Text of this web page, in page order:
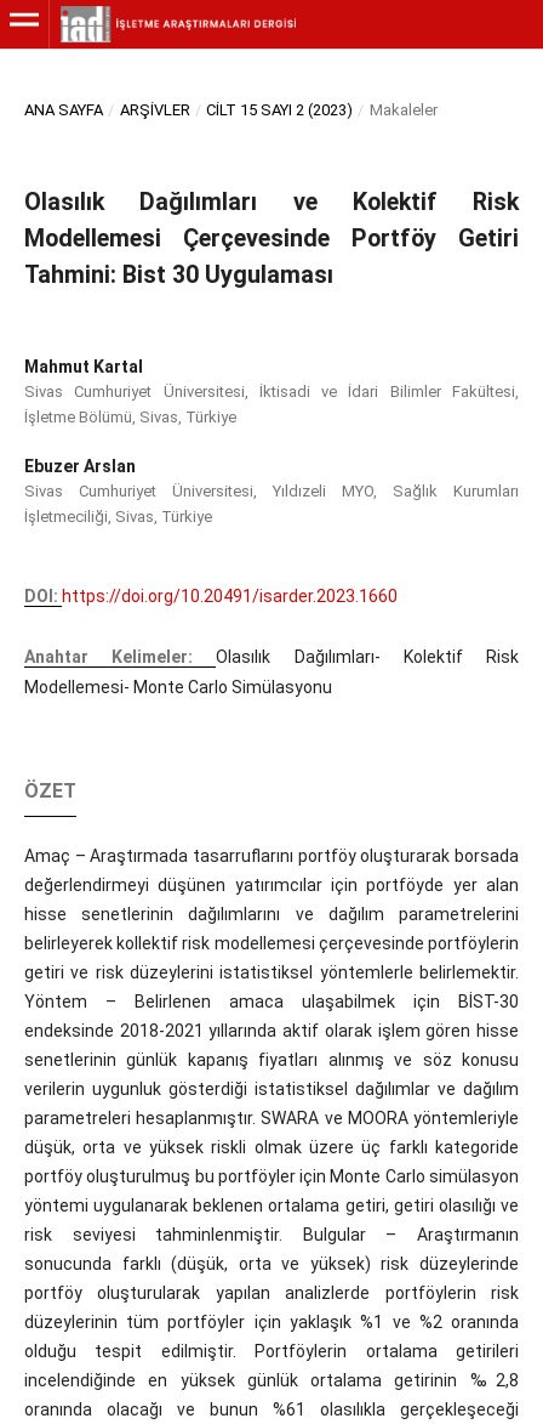
ANA SAYFA / ARŞIVLER / CILT 15 SAYI 2 (2023) / Makaleler
Olasılık Dağılımları ve Kolektif Risk
Modellemesi Çerçevesinde Portföy Getiri
Tahmini: Bist 30 Uygulaması
Mahmut Kartal
Sivas Cumhuriyet Üniversitesi, İktisadi ve İdari Bilimler Fakültesi,
İşletme Bölümü, Sivas, Türkiye
Ebuzer Arslan
Sivas Cumhuriyet Üniversitesi, Yıldızeli MYO, Sağlık Kurumları
İşletmeciliği, Sivas, Türkiye
DOI: https://doi.org/10.20491/isarder.2023.1660
Anahtar Kelimeler:Olasılık Dağılımları- Kolektif Risk
Modellemesi- Monte Carlo Simülasyonu
ÖZET
Amaç – Araştırmada tasarruflarını portföy oluşturarak borsada
değerlendirmeyi düşünen yatırımcılar için portföyde yer alan
hisse senetlerinin dağılımlarını ve dağılım parametrelerini
belirleyerek kollektif risk modellemesi çerçevesinde portföylerin
getiri ve risk düzeylerini istatistiksel yöntemlerle belirlemektir.
Yöntem – Belirlenen amaca ulaşabilmek için BİST-30
endeksinde 2018-2021 yıllarında aktif olarak işlem gören hisse
senetlerinin günlük kapanış fiyatları alınmış ve söz konusu
verilerin uygunluk gösterdiği istatistiksel dağılımlar ve dağılım
parametreleri hesaplanmıştır. SWARA ve MOORA yöntemleriyle
düşük, orta ve yüksek riskli olmak üzere üç farklı kategoride
portföy oluşturulmuş bu portföyler için Monte Carlo simülasyon
yöntemi uygulanarak beklenen ortalama getiri, getiri olasılığı ve
risk seviyesi tahminlenmiştir. Bulgular – Araştırmanın
sonucunda farklı (düşük, orta ve yüksek) risk düzeylerinde
portföy oluşturularak yapılan analizlerde portföylerin risk
düzeylerinin tüm portföyler için yaklaşık %1 ve %2 oranında
olduğu tespit edilmiştir. Portföylerin ortalama getirileri
incelendiğinde en yüksek günlük ortalama getirinin ‰2,8
oranında olacağı ve bunun %61 olasılıkla gerçekleşeceği